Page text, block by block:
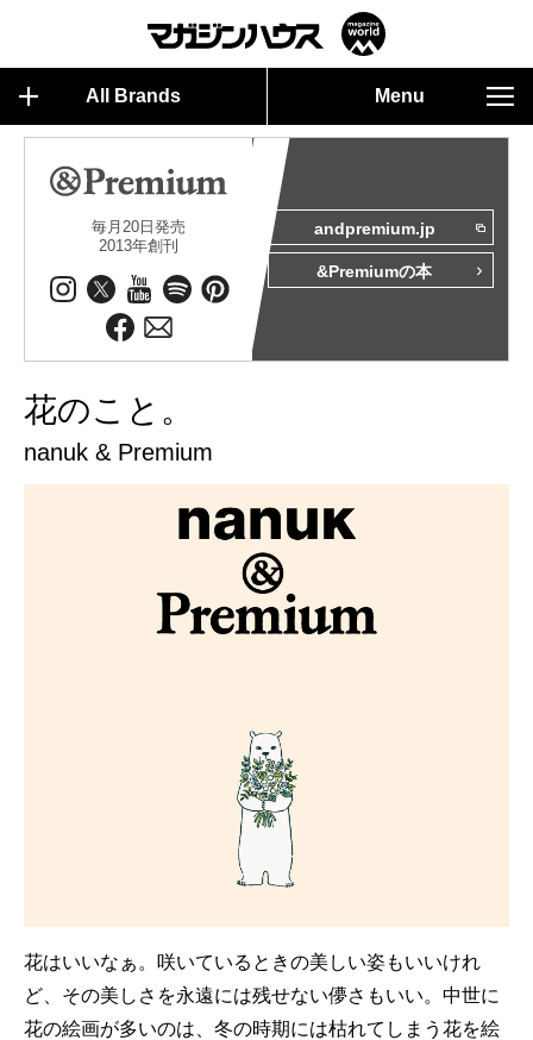
All Brands Menu
毎月20日発売
2013年創刊
andpremium.jp
&Premiumの本
花のこと。
nanuk & Premium
花はいいなぁ。咲いているときの美しい姿もいいけれ
ど、その美しさを永遠には残せない儚さもいい。中世に
花の絵画が多いのは、冬の時期には枯れてしまう花を絵